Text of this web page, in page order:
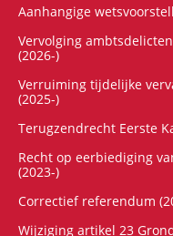
Aanhangige
Vervolging
(2026-)
Verruiming tijdelijke
(2025-)
Terugzendrecht Eerste
Recht op eerbiediging
(2023-)
Correctief referendum
Wijziging artikel 23